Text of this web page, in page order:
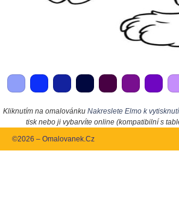
Kliknutím na omalovánku Nakreslete Elmo k
tisk nebo ji vybarvíte online (kompatibilní s
©2026 – Omalovanek.Cz